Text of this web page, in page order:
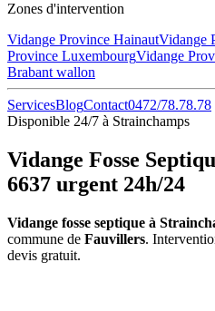
Zones d'intervention
Vidange Province HainautVidange
Province LuxembourgVidange
Brabant wallon
ServicesBlogContact0472/78.78.78
Disponible 24/7 à Strainchamps
Vidange Fosse
6637 urgent 24h/24
Vidange fosse septique à
commune de Fauvillers.
devis gratuit.